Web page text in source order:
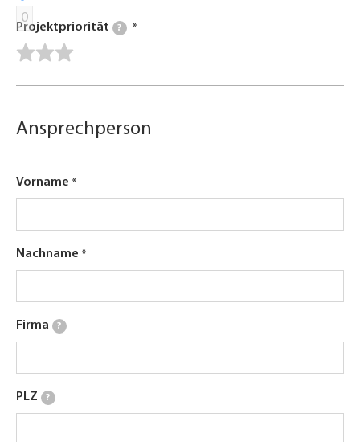
0
Projektpriorität ?
Ansprechperson
Vorname
Nachname
Firma ?
PLZ ?